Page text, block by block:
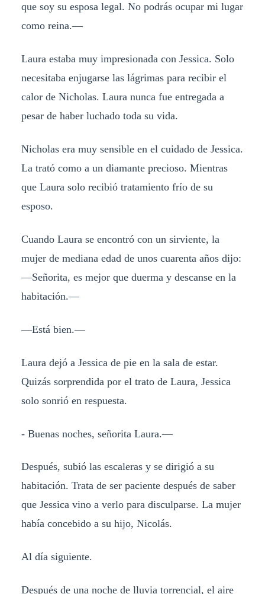
que soy su esposa legal. No podrás ocupar mi lugar
como reina.—
Laura estaba muy impresionada con Jessica. Solo
necesitaba enjugarse las lágrimas para recibir el
calor de Nicholas. Laura nunca fue entregada a
pesar de haber luchado toda su vida.
Nicholas era muy sensible en el cuidado de Jessica.
La trató como a un diamante precioso. Mientras
que Laura solo recibió tratamiento frío de su
esposo.
Cuando Laura se encontró con un sirviente, la
mujer de mediana edad de unos cuarenta años dijo:
—Señorita, es mejor que duerma y descanse en la
habitación.—
—Está bien.—
Laura dejó a Jessica de pie en la sala de estar.
Quizás sorprendida por el trato de Laura, Jessica
solo sonrió en respuesta.
- Buenas noches, señorita Laura.—
Después, subió las escaleras y se dirigió a su
habitación. Trata de ser paciente después de saber
que Jessica vino a verlo para disculparse. La mujer
había concebido a su hijo, Nicolás.
Al día siguiente.
Después de una noche de lluvia torrencial, el aire